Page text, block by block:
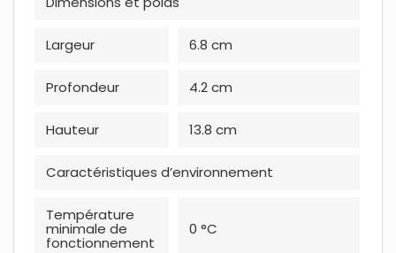
Largeur 6.8 cm
Profondeur 4.2 cm
Hauteur 13.8 cm
Caractéristiques d’environnement
Température
minimale de
fonctionnement
0 °C